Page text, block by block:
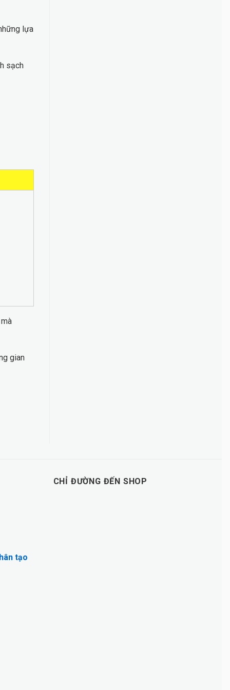
lựa
sạch
gian
tạo
CHỈ ĐƯỜNG ĐẾN SHOP